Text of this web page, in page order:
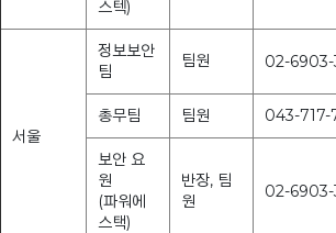
스텍)
서울
정보보안
팀
팀원 02-
총무팀 팀원 043-717-
보안 요
원
(파워에
스택)
반장, 팀
원
02-6903-